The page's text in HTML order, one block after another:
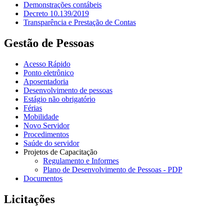
Demonstrações contábeis
Decreto 10.139/2019
Transparência e Prestação de Contas
Gestão de Pessoas
Acesso Rápido
Ponto eletrônico
Aposentadoria
Desenvolvimento de pessoas
Estágio não obrigatório
Férias
Mobilidade
Novo Servidor
Procedimentos
Saúde do servidor
Projetos de Capacitação
Regulamento e Informes
Plano de Desenvolvimento de Pessoas - PDP
Documentos
Licitações